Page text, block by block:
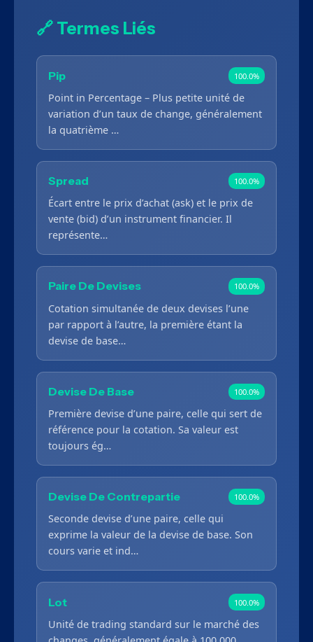
🔗 Termes Liés
Pip 100.0%
Point in Percentage – Plus petite unité de
variation d’un taux de change, généralement
la quatrième …
Spread 100.0%
Écart entre le prix d’achat (ask) et le prix de
vente (bid) d’un instrument financier. Il
représente…
Paire De Devises 100.0%
Cotation simultanée de deux devises l’une
par rapport à l’autre, la première étant la
devise de base…
Devise De Base 100.0%
Première devise d’une paire, celle qui sert de
référence pour la cotation. Sa valeur est
toujours ég…
Devise De Contrepartie 100.0%
Seconde devise d’une paire, celle qui
exprime la valeur de la devise de base. Son
cours varie et ind…
Lot 100.0%
Unité de trading standard sur le marché des